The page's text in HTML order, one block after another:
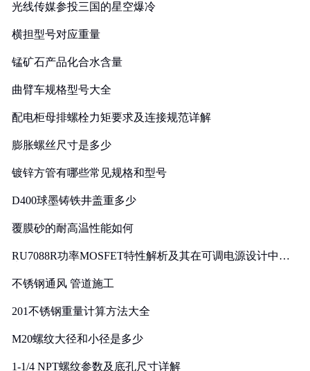
光线传媒参投三国的星空爆冷
横担型号对应重量
锰矿石产品化合水含量
曲臂车规格型号大全
配电柜母排螺栓力矩要求及连接规范详解
膨胀螺丝尺寸是多少
镀锌方管有哪些常见规格和型号
D400球墨铸铁井盖重多少
覆膜砂的耐高温性能如何
RU7088R功率MOSFET特性解析及其在可调电源设计中的
不锈钢通风 管道施工
201不锈钢重量计算方法大全
M20螺纹大径和小径是多少
1-1/4 NPT螺纹参数及底孔尺寸详解